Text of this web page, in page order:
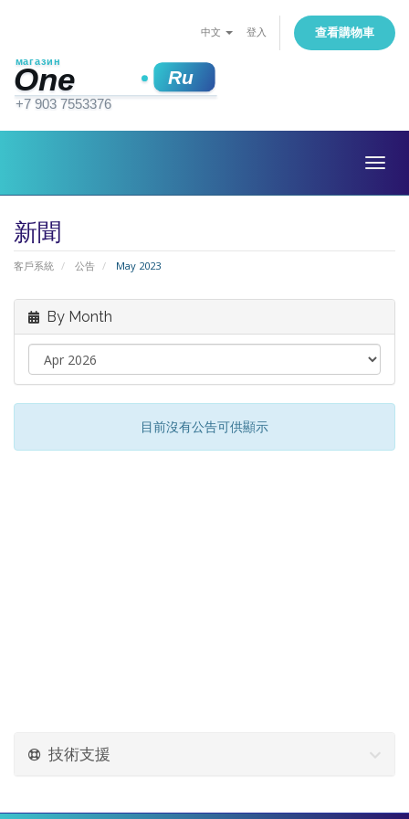
中文 登入 查看購物車
新聞
客戶系統 公告 May 2023
By Month
目前沒有公告可供顯示
技術支援